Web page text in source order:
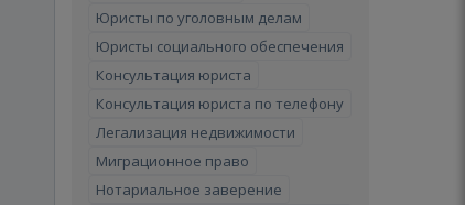
Юристы по уголовным делам
Юристы социального обеспечения
Консультация юриста
Консультация юриста по телефону
Легализация недвижимости
Миграционное право
Нотариальное заверение